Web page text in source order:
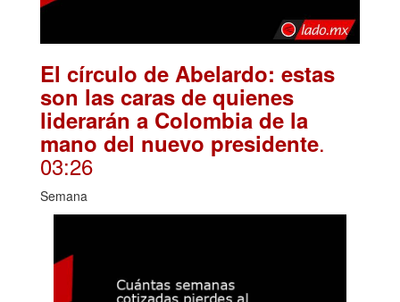
El círculo de Abelardo: estas
son las caras de quienes
liderarán a Colombia de la
mano del nuevo presidente.
03:26
Semana